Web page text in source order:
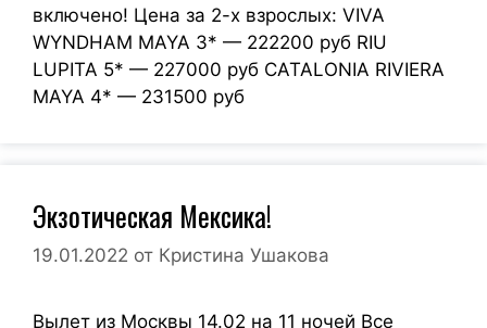
включено! Цена за 2-х взрослых: VIVA
WYNDHAM MAYA 3* — 222200 руб RIU
LUPITA 5* — 227000 руб CATALONIA RIVIERA
MAYA 4* — 231500 руб
Экзотическая Мексика!
19.01.2022 от Кристина Ушакова
Вылет из Москвы 14.02 на 11 ночей Все